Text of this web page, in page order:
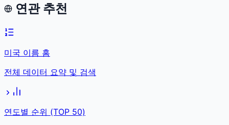
연관 추천
미국 이름 홈
전체 데이터 요약 및 검색
연도별 순위 (TOP 50)